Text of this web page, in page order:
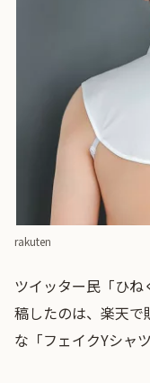
rakuten
ツイッター民「ひ
稿したのは、楽天
な「フェイクYシャ